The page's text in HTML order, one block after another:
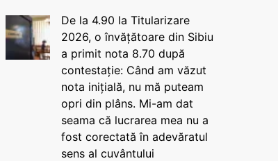
De la 4.90 la Titularizare
2026, o învățătoare din Sibiu
a primit nota 8.70 după
contestație: Când am văzut
nota inițială, nu mă puteam
opri din plâns. Mi-am dat
seama că lucrarea mea nu a
fost corectată în adevăratul
sens al cuvântului